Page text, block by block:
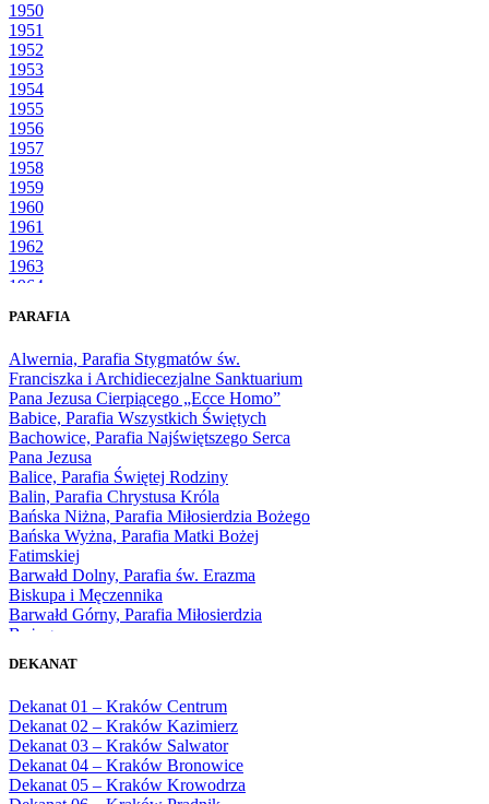
1950
1951
1952
1953
1954
1955
1956
1957
1958
1959
1960
1961
1962
1963
1964
1966
1968
1969
1970
1971
1972
1973
1974
1975
1976
1977
1978
1979
1980
1981
1983
1985
1986
1987
1988
1989
1990
PARAFIA
Alwernia, Parafia Stygmatów św.
Franciszka i Archidiecezjalne Sanktuarium
Pana Jezusa Cierpiącego „Ecce Homo”
Babice, Parafia Wszystkich Świętych
Bachowice, Parafia Najświętszego Serca
Pana Jezusa
Balice, Parafia Świętej Rodziny
Balin, Parafia Chrystusa Króla
Bańska Niżna, Parafia Miłosierdzia Bożego
Bańska Wyżna, Parafia Matki Bożej
Fatimskiej
Barwałd Dolny, Parafia św. Erazma
Biskupa i Męczennika
Barwałd Górny, Parafia Miłosierdzia
Bożego
Bęczarka, Parafia Matki Boskiej
Będkowice, Parafia Najświętszej Maryi
Panny Królowej
Białka Górna, Parafia Matki Bożej
Królowej Rodzin
Białka Tatrzańska, Parafia Świętych
DEKANAT
Dekanat 01 – Kraków Centrum
Dekanat 02 – Kraków Kazimierz
Dekanat 03 – Kraków Salwator
Dekanat 04 – Kraków Bronowice
Dekanat 05 – Kraków Krowodrza